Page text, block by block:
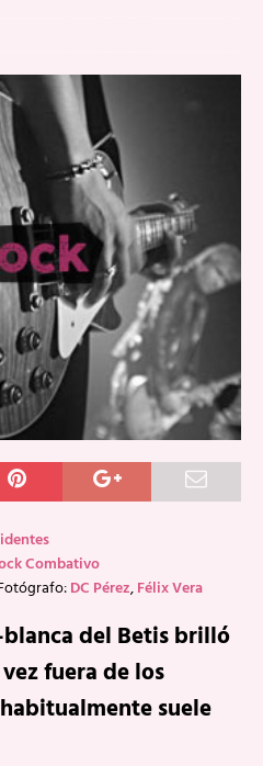
Combativo
DC Pérez,Félix Vera
del Betis brilló
fuera de los
suele